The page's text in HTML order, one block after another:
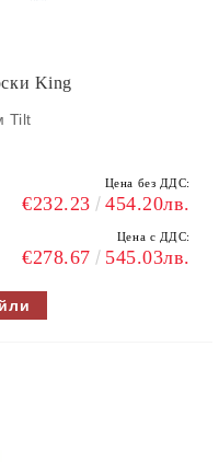
King
Tilt
Цена без ДДС:
€232.23 454.20лв.
Цена с ДДС:
€278.67 545.03лв.